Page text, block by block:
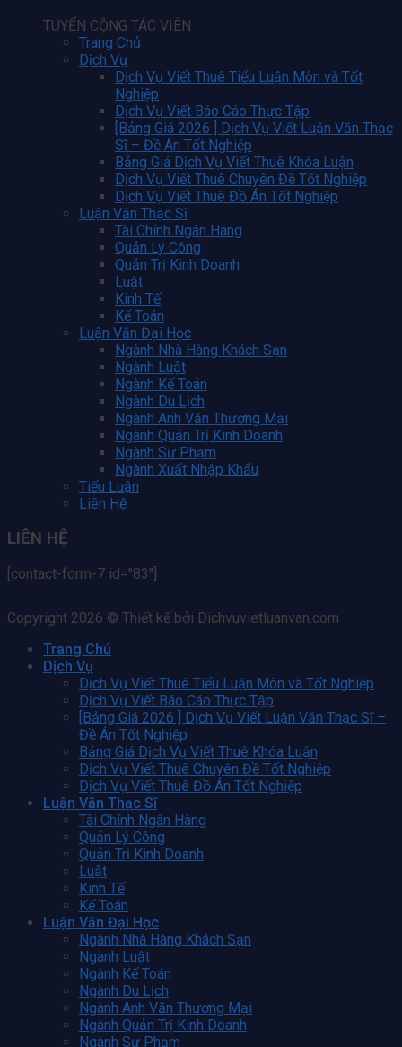
TUYỂN CỘNG TÁC VIÊN
Trang Chủ
Dịch Vụ
Dịch Vụ Viết Thuê Tiểu Luận Môn và Tốt
Nghiệp
Dịch Vụ Viết Báo Cáo Thực Tập
[Bảng Giá 2026 ] Dịch Vụ Viết Luận Văn Thạc
Sĩ – Đề Án Tốt Nghiệp
Bảng Giá Dịch Vụ Viết Thuê Khóa Luận
Dịch Vụ Viết Thuê Chuyên Đề Tốt Nghiệp
Dịch Vụ Viết Thuê Đồ Án Tốt Nghiệp
Luận Văn Thạc Sĩ
Tài Chính Ngân Hàng
Quản Lý Công
Quản Trị Kinh Doanh
Luật
Kinh Tế
Kế Toán
Luận Văn Đại Học
Ngành Nhà Hàng Khách Sạn
Ngành Luật
Ngành Kế Toán
Ngành Du Lịch
Ngành Anh Văn Thương Mại
Ngành Quản Trị Kinh Doanh
Ngành Sư Phạm
Ngành Xuất Nhập Khẩu
Tiểu Luận
Liên Hệ
LIÊN HỆ
[contact-form-7 id="83"]
Copyright 2026 © Thiết kế bởi Dichvuvietluanvan.com
Trang Chủ
Dịch Vụ
Dịch Vụ Viết Thuê Tiểu Luận Môn và Tốt Nghiệp
Dịch Vụ Viết Báo Cáo Thực Tập
[Bảng Giá 2026 ] Dịch Vụ Viết Luận Văn Thạc Sĩ –
Đề Án Tốt Nghiệp
Bảng Giá Dịch Vụ Viết Thuê Khóa Luận
Dịch Vụ Viết Thuê Chuyên Đề Tốt Nghiệp
Dịch Vụ Viết Thuê Đồ Án Tốt Nghiệp
Luận Văn Thạc Sĩ
Tài Chính Ngân Hàng
Quản Lý Công
Quản Trị Kinh Doanh
Luật
Kinh Tế
Kế Toán
Luận Văn Đại Học
Ngành Nhà Hàng Khách Sạn
Ngành Luật
Ngành Kế Toán
Ngành Du Lịch
Ngành Anh Văn Thương Mại
Ngành Quản Trị Kinh Doanh
Ngành Sư Phạm